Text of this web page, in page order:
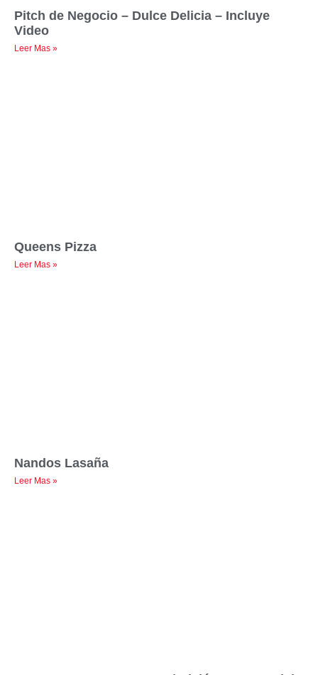
Pitch de Negocio – Dulce Delicia – Incluye
Video
Leer Mas »
Queens Pizza
Leer Mas »
Nandos Lasaña
Leer Mas »